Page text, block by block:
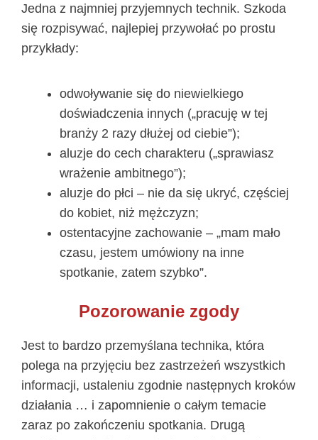
Jedna z najmniej przyjemnych technik. Szkoda
się rozpisywać, najlepiej przywołać po prostu
przykłady:
odwoływanie się do niewielkiego
doświadczenia innych („pracuję w tej
branży 2 razy dłużej od ciebie”);
aluzje do cech charakteru („sprawiasz
wrażenie ambitnego”);
aluzje do płci – nie da się ukryć, częściej
do kobiet, niż mężczyzn;
ostentacyjne zachowanie – „mam mało
czasu, jestem umówiony na inne
spotkanie, zatem szybko”.
Pozorowanie zgody
Jest to bardzo przemyślana technika, która
polega na przyjęciu bez zastrzeżeń wszystkich
informacji, ustaleniu zgodnie następnych kroków
działania … i zapomnienie o całym temacie
zaraz po zakończeniu spotkania. Drugą